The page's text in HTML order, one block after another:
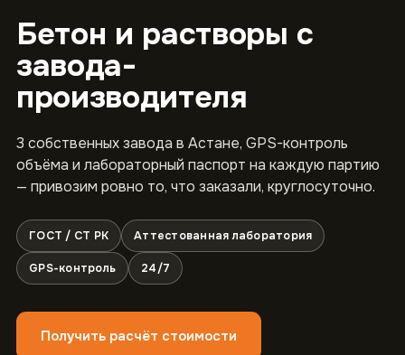
Бетон и растворы с
завода-
производителя
3 собственных завода в Астане, GPS-контроль
объёма и лабораторный паспорт на каждую партию
— привозим ровно то, что заказали, круглосуточно.
ГОСТ / СТ РК Аттестованная лаборатория
GPS-контроль 24/7
Получить расчёт стоимости